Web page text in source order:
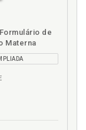
de
Materna